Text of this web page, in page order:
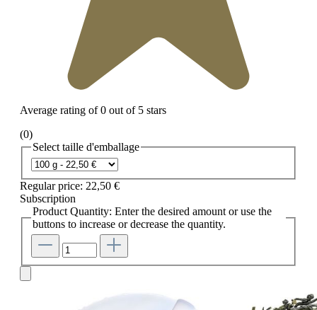
Average rating of 0 out of 5 stars
(0)
Select taille d'emballage
Regular price: 22,50 €
Subscription
Product Quantity: Enter the desired amount or use the
buttons to increase or decrease the quantity.